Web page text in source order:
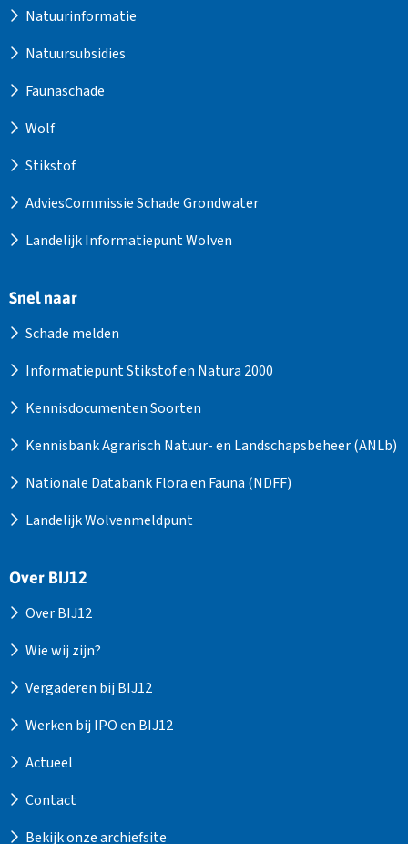
Natuurinformatie
Natuursubsidies
Faunaschade
Wolf
Stikstof
AdviesCommissie Schade Grondwater
Landelijk Informatiepunt Wolven
Snel naar
Schade melden
Informatiepunt Stikstof en Natura 2000
Kennisdocumenten Soorten
Kennisbank Agrarisch Natuur- en Landschapsbeheer (ANLb)
Nationale Databank Flora en Fauna (NDFF)
Landelijk Wolvenmeldpunt
Over BIJ12
Over BIJ12
Wie wij zijn?
Vergaderen bij BIJ12
Werken bij IPO en BIJ12
Actueel
Contact
Bekijk onze archiefsite